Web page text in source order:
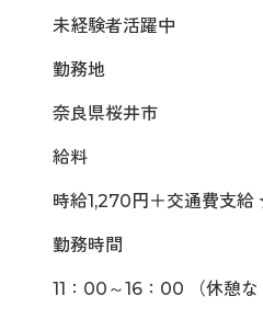
未経験者活躍中
勤務地
奈良県桜井市
給料
時給1,270円＋交通費支
勤務時間
11：00～16：00 （休憩な